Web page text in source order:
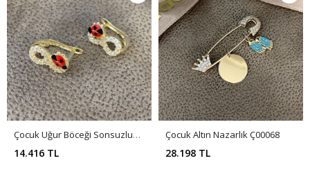
Çocuk Uğur Böceği Sonsuzluk Küpe Ç0009
14.416 TL
Çocuk Altın Nazarlık Ç00068
28.198 TL